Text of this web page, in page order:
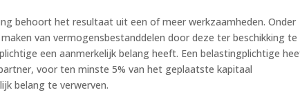
behoort het resultaat uit een of meer werkzaamheden. Onder
van vermogensbestanddelen door deze ter beschikking te
een aanmerkelijk belang heeft. Een belastingplichtige
voor ten minste 5% van het geplaatste kapitaal
belang te verwerven.